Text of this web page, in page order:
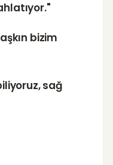
bizim
sağ